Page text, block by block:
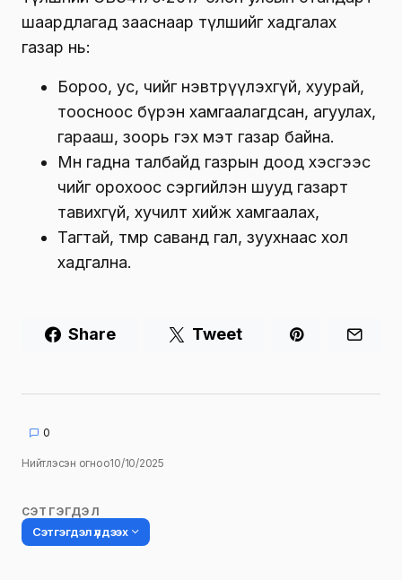
шаардлагад зааснаар түлшийг хадгалах
газар нь:
Бороо, ус, чийг нэвтрүүлэхгүй, хуурай,
тоосноос бүрэн хамгаалагдсан, агуулах,
гарааш, зоорь гэх мэт газар байна.
Мөн гадна талбайд газрын доод хэсгээс
чийг орохоос сэргийлэн шууд газарт
тавихгүй, хучилт хийж хамгаалах,
Тагтай, төмөр саванд гал, зуухнаас хол
хадгална.
Share Tweet
0
Нийтлэсэн огноо10/10/2025
СЭТГЭГДЭЛ
Сэтгэгдэл үлдээх